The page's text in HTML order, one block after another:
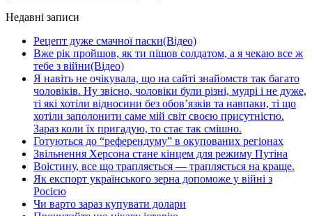
Недавні записи
Рецепт дуже смачної паски(Відео)
Вже рік пройшов, як ти пішов солдатом, а я чекаю все ж
тебе з війни(Відео)
Я навіть не очікувала, що на сайті знайомств так багато
чоловіків. Ну звісно, чоловіки були різні, мудрі і не дуже,
ті які хотіли відносини без обов’язків та навпаки, ті що
хотіли заполонити саме мій світ своєю присутністю.
Зараз коли їх пригадую, то стає так смішно.
Готуються до “референдуму” в окупованих регіонах
Звільнення Херсона стане кінцем для режиму Путіна
Воістину, все що трапляється — трапляється на краще.
Як експорт українського зерна допоможе у війні з
Росією
Чи варто зараз купувати долари